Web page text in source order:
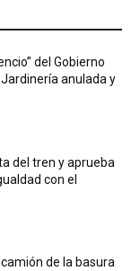
del Gobierno
anulada y
del tren y aprueba
con el
de la basura